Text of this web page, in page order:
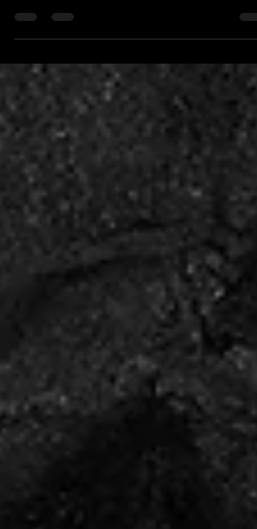
de sus pecados. (Mateo 1, 21). Estructura